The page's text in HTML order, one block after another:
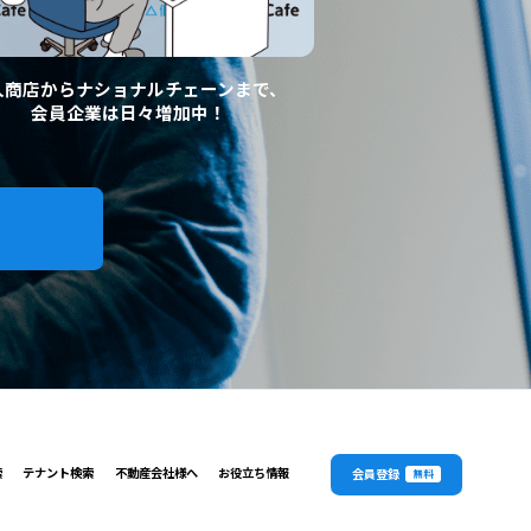
店からナショナルチェーンまで、
会員企業は日々増加中！
テナント検索 不動産会社様へ お役立ち情報 会員登録 無料